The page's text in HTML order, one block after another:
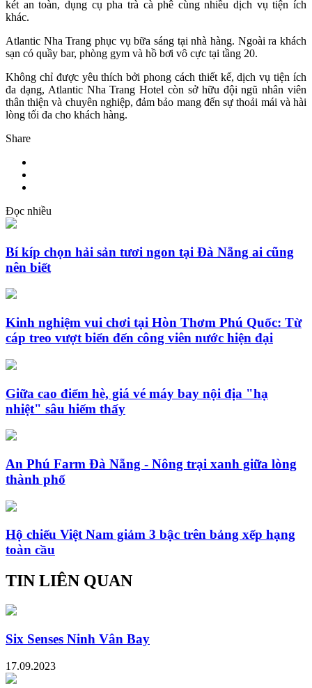
két an toàn, dụng cụ pha trà cà phê cùng nhiều dịch vụ tiện ích
khác.
Atlantic Nha Trang phục vụ bữa sáng tại nhà hàng. Ngoài ra khách
sạn có quầy bar, phòng gym và hồ bơi vô cực tại tầng 20.
Không chỉ được yêu thích bởi phong cách thiết kế, dịch vụ tiện ích
đa dạng, Atlantic Nha Trang Hotel còn sở hữu đội ngũ nhân viên
thân thiện và chuyên nghiệp, đảm bảo mang đến sự thoải mái và hài
lòng tối đa cho khách hàng.
Share
Đọc nhiều
Bí kíp chọn hải sản tươi ngon tại Đà Nẵng ai cũng
nên biết
Kinh nghiệm vui chơi tại Hòn Thơm Phú Quốc: Từ
cáp treo vượt biển đến công viên nước hiện đại
Giữa cao điểm hè, giá vé máy bay nội địa "hạ
nhiệt" sâu hiếm thấy
An Phú Farm Đà Nẵng - Nông trại xanh giữa lòng
thành phố
Hộ chiếu Việt Nam giảm 3 bậc trên bảng xếp hạng
toàn cầu
TIN LIÊN QUAN
Six Senses Ninh Vân Bay
17.09.2023